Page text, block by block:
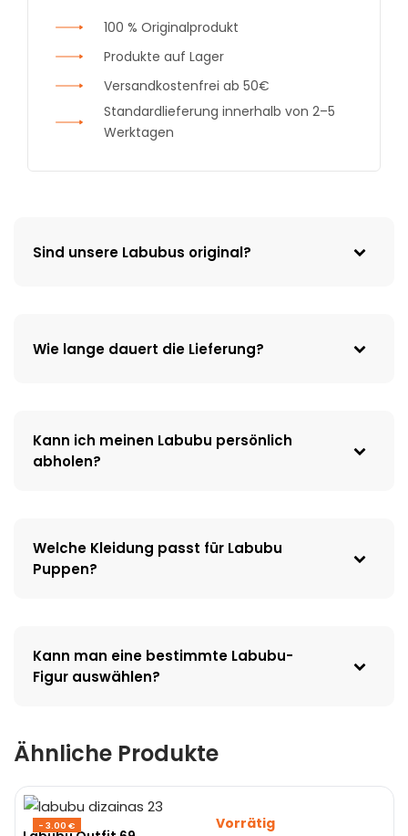
100 % Originalprodukt
Produkte auf Lager
Versandkostenfrei ab 50€
Standardlieferung innerhalb von 2–5
Werktagen
Sind unsere Labubus original?
Wie lange dauert die Lieferung?
Kann ich meinen Labubu persönlich
abholen?
Welche Kleidung passt für Labubu
Puppen?
Kann man eine bestimmte Labubu-
Figur auswählen?
Ähnliche Produkte
- 3.00 €
Vorrätig